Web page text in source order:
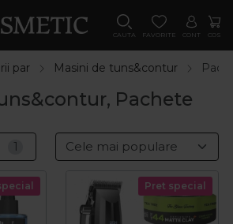
CAUTA FAVORITE CONT COS
par Masini de tuns&contur
Pachete
1
Pret special